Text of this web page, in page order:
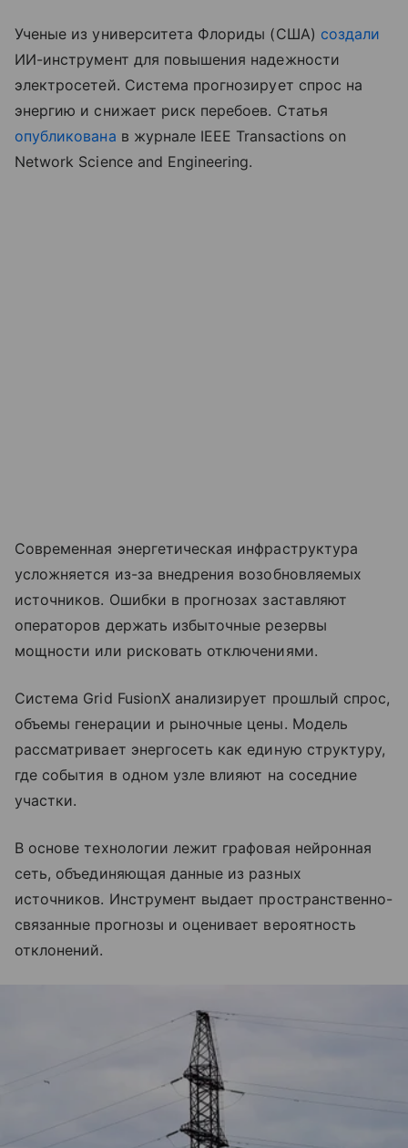
Ученые из университета Флориды (США) создали
ИИ-инструмент для повышения надежности
электросетей. Система прогнозирует спрос на
энергию и снижает риск перебоев. Статья
опубликована в журнале IEEE Transactions on
Network Science and Engineering.
Современная энергетическая инфраструктура
усложняется из-за внедрения возобновляемых
источников. Ошибки в прогнозах заставляют
операторов держать избыточные резервы
мощности или рисковать отключениями.
Система Grid FusionX анализирует прошлый спрос,
объемы генерации и рыночные цены. Модель
рассматривает энергосеть как единую структуру,
где события в одном узле влияют на соседние
участки.
В основе технологии лежит графовая нейронная
сеть, объединяющая данные из разных
источников. Инструмент выдает пространственно-
связанные прогнозы и оценивает вероятность
отклонений.